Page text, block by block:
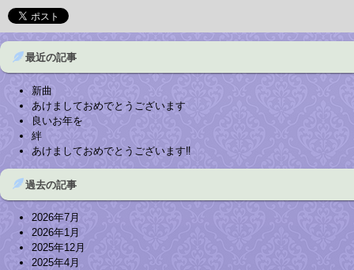
最近の記事
新曲
あけましておめでとうございます
良いお年を
絆
あけましておめでとうございます‼︎
過去の記事
2026年7月
2026年1月
2025年12月
2025年4月